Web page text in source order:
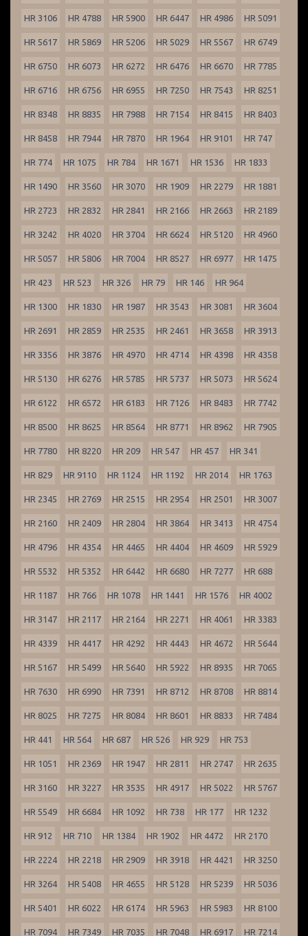
HR 3106 HR 4788 HR 5900 HR 6447 HR 4986 HR 5091
HR 5617 HR 5869 HR 5206 HR 5029 HR 5567 HR 6749
HR 6750 HR 6073 HR 6272 HR 6476 HR 6670 HR 7785
HR 6716 HR 6756 HR 6955 HR 7250 HR 7543 HR 8251
HR 8348 HR 8835 HR 7988 HR 7154 HR 8415 HR 8403
HR 8458 HR 7944 HR 7870 HR 1964 HR 9101 HR 747
HR 774 HR 1075 HR 784 HR 1671 HR 1536 HR 1833
HR 1490 HR 3560 HR 3070 HR 1909 HR 2279 HR 1881
HR 2723 HR 2832 HR 2841 HR 2166 HR 2663 HR 2189
HR 3242 HR 4020 HR 3704 HR 6624 HR 5120 HR 4960
HR 5057 HR 5806 HR 7004 HR 8527 HR 6977 HR 1475
HR 423 HR 523 HR 326 HR 79 HR 146 HR 964
HR 1300 HR 1830 HR 1987 HR 3543 HR 3081 HR 3604
HR 2691 HR 2859 HR 2535 HR 2461 HR 3658 HR 3913
HR 3356 HR 3876 HR 4970 HR 4714 HR 4398 HR 4358
HR 5130 HR 6276 HR 5785 HR 5737 HR 5073 HR 5624
HR 6122 HR 6572 HR 6183 HR 7126 HR 8483 HR 7742
HR 8500 HR 8625 HR 8564 HR 8771 HR 8962 HR 7905
HR 7780 HR 8220 HR 209 HR 547 HR 457 HR 341
HR 829 HR 9110 HR 1124 HR 1192 HR 2014 HR 1763
HR 2345 HR 2769 HR 2515 HR 2954 HR 2501 HR 3007
HR 2160 HR 2409 HR 2804 HR 3864 HR 3413 HR 4754
HR 4796 HR 4354 HR 4465 HR 4404 HR 4609 HR 5929
HR 5532 HR 5352 HR 6442 HR 6680 HR 7277 HR 688
HR 1187 HR 766 HR 1078 HR 1441 HR 1576 HR 4002
HR 3147 HR 2117 HR 2164 HR 2271 HR 4061 HR 3383
HR 4339 HR 4417 HR 4292 HR 4443 HR 4672 HR 5644
HR 5167 HR 5499 HR 5640 HR 5922 HR 8935 HR 7065
HR 7630 HR 6990 HR 7391 HR 8712 HR 8708 HR 8814
HR 8025 HR 7275 HR 8084 HR 8601 HR 8833 HR 7484
HR 441 HR 564 HR 687 HR 526 HR 929 HR 753
HR 1051 HR 2369 HR 1947 HR 2811 HR 2747 HR 2635
HR 3160 HR 3227 HR 3535 HR 4917 HR 5022 HR 5767
HR 5549 HR 6684 HR 1092 HR 738 HR 177 HR 1232
HR 912 HR 710 HR 1384 HR 1902 HR 4472 HR 2170
HR 2224 HR 2218 HR 2909 HR 3918 HR 4421 HR 3250
HR 3264 HR 5408 HR 4655 HR 5128 HR 5239 HR 5036
HR 5401 HR 6022 HR 6174 HR 5963 HR 5983 HR 8100
HR 7094 HR 7349 HR 7035 HR 7048 HR 6917 HR 7214